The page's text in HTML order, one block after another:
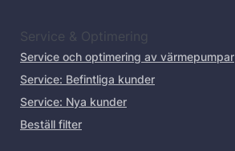
Service & Optimering
Service och optimering av värmepumpar
Service: Befintliga kunder
Service: Nya kunder
Beställ filter